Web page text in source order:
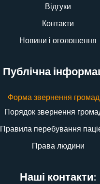
Відгуки
Контакти
Новини і оголошення
Публічна
Форма звернення
Порядок звернення
Правила перебування
Права людини
Наші контакти: